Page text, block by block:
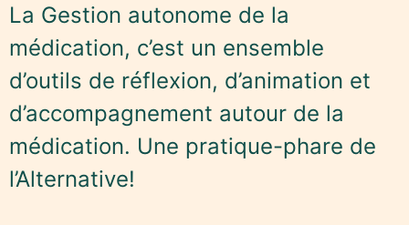
La Gestion autonome de la
médication, c’est un ensemble
d’outils de réflexion, d’animation et
d’accompagnement autour de la
médication. Une pratique-phare de
l’Alternative!